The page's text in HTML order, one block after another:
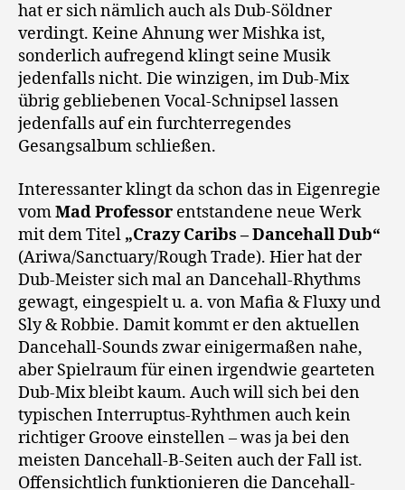
hat er sich nämlich auch als Dub-Söldner
verdingt. Keine Ahnung wer Mishka ist,
sonderlich aufregend klingt seine Musik
jedenfalls nicht. Die winzigen, im Dub-Mix
übrig gebliebenen Vocal-Schnipsel lassen
jedenfalls auf ein furchterregendes
Gesangsalbum schließen.
Interessanter klingt da schon das in Eigenregie
vomMad Professor entstandene neue Werk
mit dem Titel „Crazy Caribs – Dancehall Dub“
(Ariwa/Sanctuary/Rough Trade). Hier hat der
Dub-Meister sich mal an Dancehall-Rhythms
gewagt, eingespielt u. a. von Mafia & Fluxy und
Sly & Robbie. Damit kommt er den aktuellen
Dancehall-Sounds zwar einigermaßen nahe,
aber Spielraum für einen irgendwie gearteten
Dub-Mix bleibt kaum. Auch will sich bei den
typischen Interruptus-Ryhthmen auch kein
richtiger Groove einstellen – was ja bei den
meisten Dancehall-B-Seiten auch der Fall ist.
Offensichtlich funktionieren die Dancehall-